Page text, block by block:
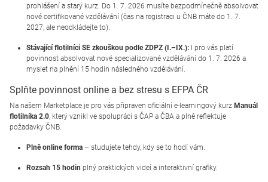
prohlášení a starý kurz. Do 1. 7. 2026 musíte bezpodmínečně absolvovat
nové certifikované vzdělávání (čas na registraci u ČNB máte do 1. 7.
2027, ale neodkládejte to).
Stávající flotilníci SE zkouškou podle ZDPZ (I.–IX.): I pro vás platí
povinnost absolvovat nové specializované vzdělávání do 1. 7. 2026 a
myslet na plnění 15 hodin následného vzdělávání.
Splňte povinnost online a bez stresu s EFPA ČR
Na našem Marketplace je pro vás připraven oficiální e-learningový kurz Manuál
flotilníka 2.0 , který vznikl ve spolupráci s ČAP a ČBA a plně reflektuje
požadavky ČNB.
Plně online forma – studujete tehdy, kdy se to hodí vám.
Rozsah 15 hodin plný praktických videí a interaktivní grafiky.